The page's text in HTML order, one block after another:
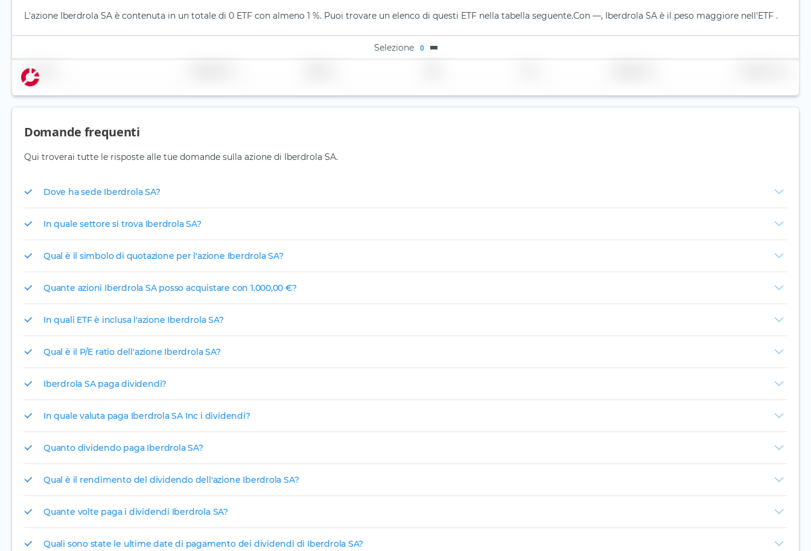
L'azione Iberdrola SA è contenuta in un totale di 0 ETF con almeno 1 %. Puoi trovare un elenco di questi ETF nella tabella seguente.Con —, Iberdrola SA è il peso maggiore nell'ETF .
Selezione 0
Nome
Domande frequenti
Qui troverai tutte le risposte alle tue domande sulla azione di Iberdrola SA.
Dove ha sede Iberdrola SA?
In quale settore si trova Iberdrola SA?
Qual è il simbolo di quotazione per l'azione Iberdrola SA?
Quante azioni Iberdrola SA posso acquistare con 1.000,00 €?
In quali ETF è inclusa l'azione Iberdrola SA?
Qual è il P/E ratio dell'azione Iberdrola SA?
Iberdrola SA paga dividendi?
In quale valuta paga Iberdrola SA Inc i dividendi?
Quanto dividendo paga Iberdrola SA?
Qual è il rendimento del dividendo dell'azione Iberdrola SA?
Quante volte paga i dividendi Iberdrola SA?
Quali sono state le ultime date di pagamento dei dividendi di Iberdrola SA?